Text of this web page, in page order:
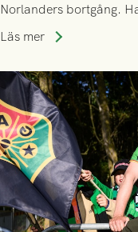
Norlanders bortgång.
lagssäsonger i
Läs mer